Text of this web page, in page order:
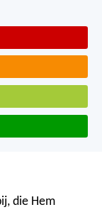
die Hem